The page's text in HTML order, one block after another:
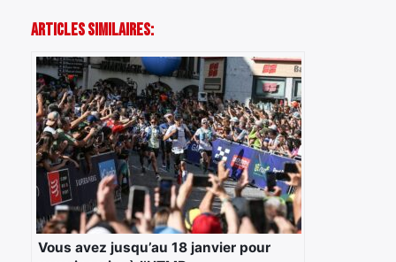
Articles Similaires:
Vous avez jusqu’au 18 janvier pour